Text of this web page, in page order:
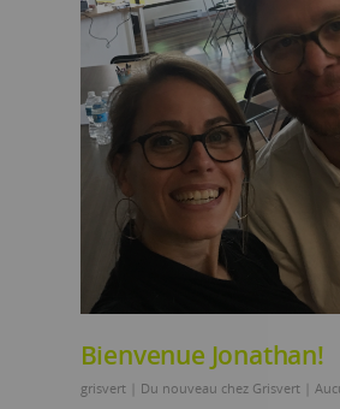
Bienvenue Jonathan!
grisvert Du nouveau chez Grisvert